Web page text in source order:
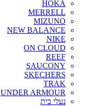
HOKA
MERRELL
MIZUNO
NEW BALANCE
NIKE
ON CLOUD
REEF
SAUCONY
SKECHERS
TRAK
UNDER ARMOUR
נעלי בית